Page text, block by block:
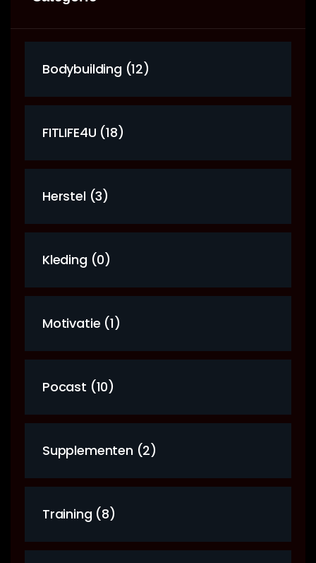
Bodybuilding (12)
FITLIFE4U (18)
Herstel (3)
Kleding (0)
Motivatie (1)
Pocast (10)
Supplementen (2)
Training (8)